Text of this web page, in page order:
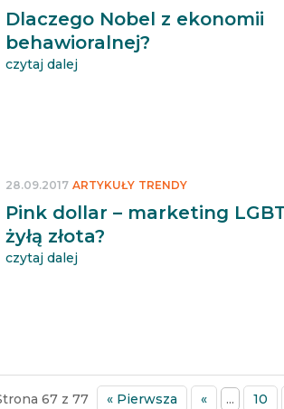
Dlaczego Nobel z ekonomii
behawioralnej?
czytaj dalej
Pink dollar – marketing
żyłą złota?
28.09.2017 ARTYKUŁY TRENDY
czytaj dalej
67 z 77 « Pierwsza « ... 10